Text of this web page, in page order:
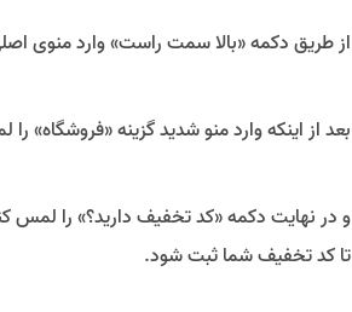
از طریق دکمه «بالا سمت راست» وارد منوی
بعد از اینکه وارد منو شدید گزینه
و در نهایت دکمه «کد تخفیف دارید؟» را لمس
تا کد تخفیف شما ثبت شود.